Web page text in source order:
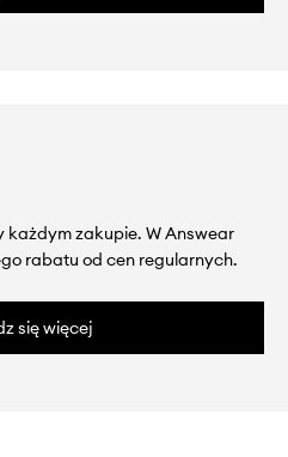
każdym zakupie. W Answear
rabatu od cen regularnych.
się więcej